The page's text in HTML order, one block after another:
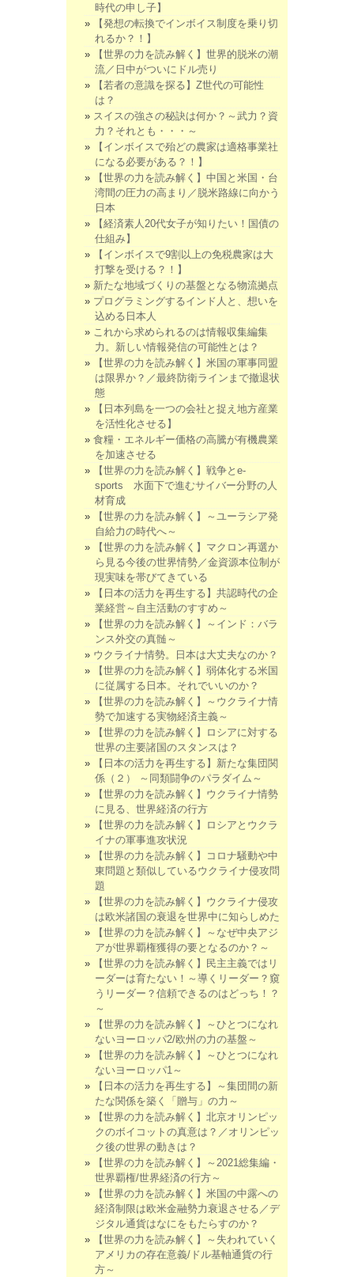
時代の申し子】
【発想の転換でインボイス制度を乗り切
れるか？！】
【世界の力を読み解く】世界的脱米の潮
流／日中がついにドル売り
【若者の意識を探る】Z世代の可能性
は？
スイスの強さの秘訣は何か？～武力？資
力？それとも・・・～
【インボイスで殆どの農家は適格事業社
になる必要がある？！】
【世界の力を読み解く】中国と米国・台
湾間の圧力の高まり／脱米路線に向かう
日本
【経済素人20代女子が知りたい！国債の
仕組み】
【インボイスで9割以上の免税農家は大
打撃を受ける？！】
新たな地域づくりの基盤となる物流拠点
プログラミングするインド人と、想いを
込める日本人
これから求められるのは情報収集編集
力。新しい情報発信の可能性とは？
【世界の力を読み解く】米国の軍事同盟
は限界か？／最終防衛ラインまで撤退状
態
【日本列島を一つの会社と捉え地方産業
を活性化させる】
食糧・エネルギー価格の高騰が有機農業
を加速させる
【世界の力を読み解く】戦争とe-
sports 水面下で進むサイバー分野の人
材育成
【世界の力を読み解く】～ユーラシア発
自給力の時代へ～
【世界の力を読み解く】マクロン再選か
ら見る今後の世界情勢／金資源本位制が
現実味を帯びてきている
【日本の活力を再生する】共認時代の企
業経営～自主活動のすすめ～
【世界の力を読み解く】～インド：バラ
ンス外交の真髄～
ウクライナ情勢。日本は大丈夫なのか？
【世界の力を読み解く】弱体化する米国
に従属する日本。それでいいのか？
【世界の力を読み解く】～ウクライナ情
勢で加速する実物経済主義～
【世界の力を読み解く】ロシアに対する
世界の主要諸国のスタンスは？
【日本の活力を再生する】新たな集団関
係（２） ～同類闘争のパラダイム～
【世界の力を読み解く】ウクライナ情勢
に見る、世界経済の行方
【世界の力を読み解く】ロシアとウクラ
イナの軍事進攻状況
【世界の力を読み解く】コロナ騒動や中
東問題と類似しているウクライナ侵攻問
題
【世界の力を読み解く】ウクライナ侵攻
は欧米諸国の衰退を世界中に知らしめた
【世界の力を読み解く】～なぜ中央アジ
アが世界覇権獲得の要となるのか？～
【世界の力を読み解く】民主主義ではリ
ーダーは育たない！～導くリーダー？窺
うリーダー？信頼できるのはどっち！？
～
【世界の力を読み解く】～ひとつになれ
ないヨーロッパ2/欧州の力の基盤～
【世界の力を読み解く】～ひとつになれ
ないヨーロッパ1～
【日本の活力を再生する】～集団間の新
たな関係を築く「贈与」の力～
【世界の力を読み解く】北京オリンピッ
クのボイコットの真意は？／オリンピッ
ク後の世界の動きは？
【世界の力を読み解く】～2021総集編・
世界覇権/世界経済の行方～
【世界の力を読み解く】米国の中露への
経済制限は欧米金融勢力衰退させる／デ
ジタル通貨はなにをもたらすのか？
【世界の力を読み解く】～失われていく
アメリカの存在意義/ドル基軸通貨の行
方～